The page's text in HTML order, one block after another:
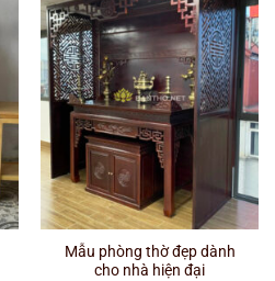
Mẫu phòng thờ đẹp dành
cho nhà hiện đại